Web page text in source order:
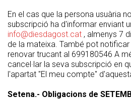
En el cas que la persona usuària
subscripció ha d'informar enviant
info@diesdagost.cat , almenys 7
de la mateixa. També pot
renovar trucant al 699180546 A
cancel·lar la seva subscripció en
l'apartat "El meu compte"
Setena.- Obligacions de